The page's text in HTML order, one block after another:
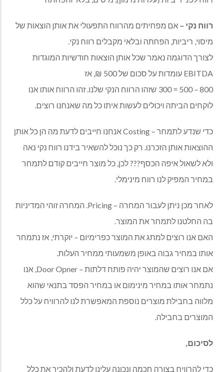
רווח נקי – אם מפחיתים מהרווח התפעולי את אותן הוצאות של
מיסוי, ריביות, הפחתה ובלאי מקבלים רווח נקי.
לצורך הדוגמה נאמר שכל אותן הוצאות חודשיות המוגדות
EBITDA עומדות על סכום של 500 ₪, אז
800 – 500 = 300
שזהו הרווח הנקי שלנו. זהו הרווח אותו אנו
לוקחים הביתה ויכולים לעשות איתו כל מה שאנחנו רוצים.
כדי שנדע לתמחר – Costingאנחנו חייבים לדעת מה הן כל אותן
ההוצאות אותן הזכרנו. רק כך נוכל להשאיר בידנו רווח נקי נאה
ולא לשאול איפה הכסף??? לכן, כל מוצר חייבים קודם לתמחר
במחיר המפיק לנו רווח מינימלי.
לאחר מכן ניתן לעבור המחרה – Pricing. המחרה זוהי המדיניות
בה החלטנו לתמחר את המוצר.
האם אנו רוצים למתג את המוצר כפרימיום – יוקרתי, אז נתמחר
אותו במחיר גבוה באופן משמעותי ממחיר העלות.
אם אנו רוצים שהמוצר יהיה פותח דלתות – Door Opner, אנו
נתמחר אותו במחיר מינימום או במחיר הפסד בתנאי שהוא
מלווה בחבילת מוצרים נוספת המאפשרת לנו להרוויח על כלל
המוצרים בחבילה.
לסיכום,
כדי להרוויח בצורה חכמה ונכונה עלינו לדעת ולהכיר את כלל